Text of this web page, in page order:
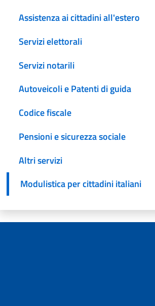
Assistenza ai cittadini all'estero
Servizi elettorali
Servizi notarili
Autoveicoli e Patenti di guida
Codice fiscale
Pensioni e sicurezza sociale
Altri servizi
Modulistica per cittadini italiani